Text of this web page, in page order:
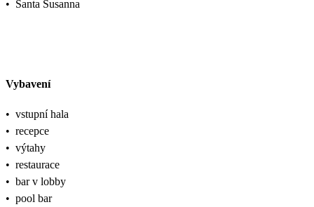
• Santa Susanna
Vybavení
• vstupní hala
• recepce
• výtahy
• restaurace
• bar v lobby
• pool bar